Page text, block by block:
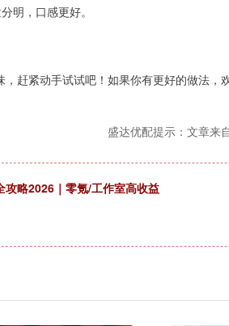
明，口感更好。
赶紧动手试试吧！如果你有更好的做法，
盛达优配提示：文章来
略2026｜零氪/工作室高收益